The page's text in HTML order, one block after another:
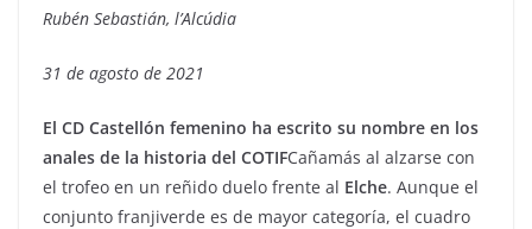
Rubén Sebastián, l’Alcúdia
31 de agosto de 2021
El CD Castellón femenino ha escrito su nombre en los
anales de la historia del COTIFCañamás al alzarse con
el trofeo en un reñido duelo frente al Elche. Aunque el
conjunto franjiverde es de mayor categoría, el cuadro